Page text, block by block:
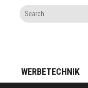
WERBETECHNIK